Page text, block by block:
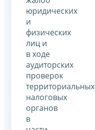
юридических
и
физических
лиц и
в ходе
аудиторских
проверок
территориальных
налоговых
органов
в